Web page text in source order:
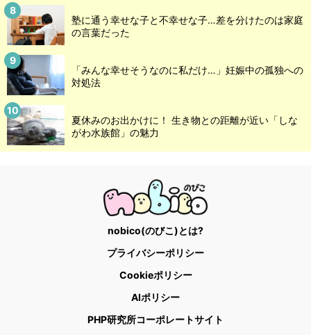
塾に通う幸せな子と不幸せな子…差を分けたのは家庭
の言葉だった
「みんな幸せそうなのに私だけ…」妊娠中の孤独への
対処法
夏休みのお出かけに！ 生き物との距離が近い「しな
がわ水族館」の魅力
nobico(のびこ)とは?
プライバシーポリシー
Cookieポリシー
AIポリシー
PHP研究所コーポレートサイト